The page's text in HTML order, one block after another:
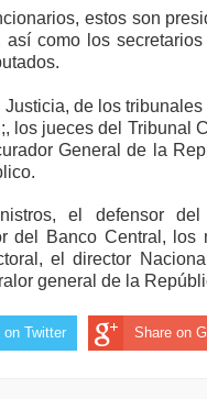
estos son
como los
de los
los jueces del Tribunal
General de la
el defensor
del Banco Central,
el director
general de la
on Twitter Share on